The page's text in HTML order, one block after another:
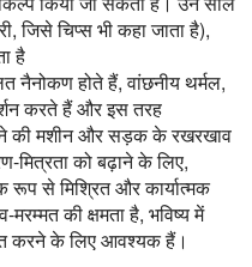
जिसे चिप्स भी कहा जाता है),
है
नैनोकण होते हैं, वांछनीय थर्मल,
करते हैं और इस तरह
की मशीन और सड़क के रखरखाव
मित्रता को बढ़ाने के लिए,
रूप से मिश्रित और कार्यात्मक
की क्षमता है, भविष्य में
करने के लिए आवश्यक हैं।